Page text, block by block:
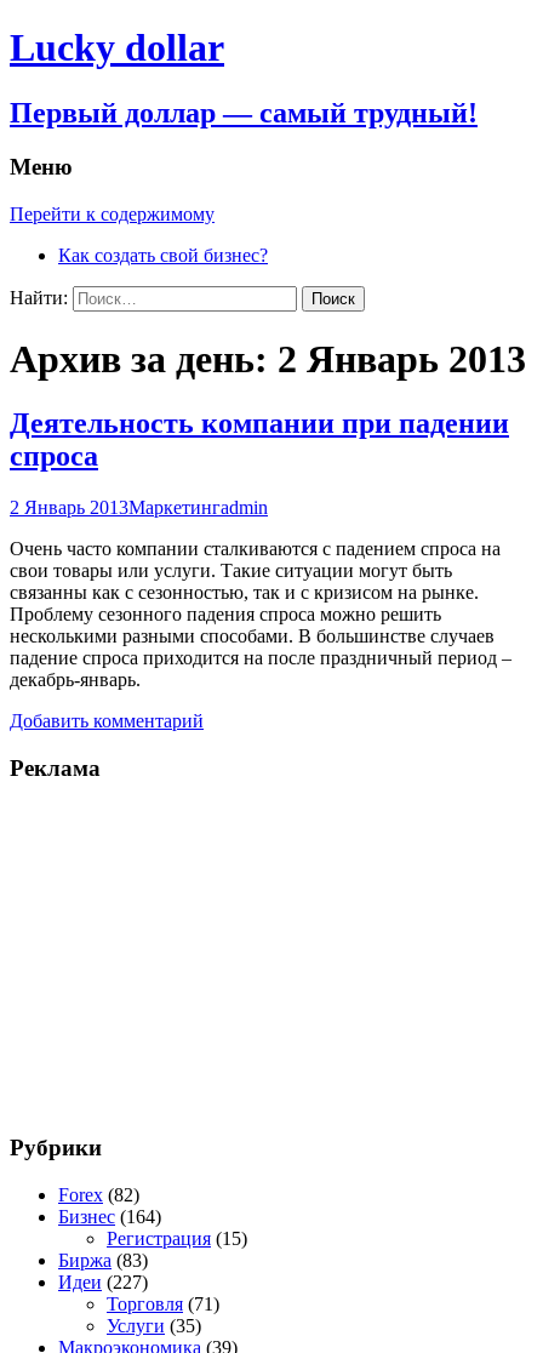
Lucky dollar
Первый доллар — самый трудный!
Меню
Перейти к содержимому
Как создать свой бизнес?
Найти:
Архив за день: 2 Январь 2013
Деятельность компании при падении
спроса
2 Январь 2013Маркетингadmin
Очень часто компании сталкиваются с падением спроса на
свои товары или услуги. Такие ситуации могут быть
связанны как с сезонностью, так и с кризисом на рынке.
Проблему сезонного падения спроса можно решить
несколькими разными способами. В большинстве случаев
падение спроса приходится на после праздничный период –
декабрь-январь.
Добавить комментарий
Реклама
Рубрики
Forex (82)
Бизнес (164)
Регистрация (15)
Биржа (83)
Идеи (227)
Торговля (71)
Услуги (35)
Макроэкономика (39)